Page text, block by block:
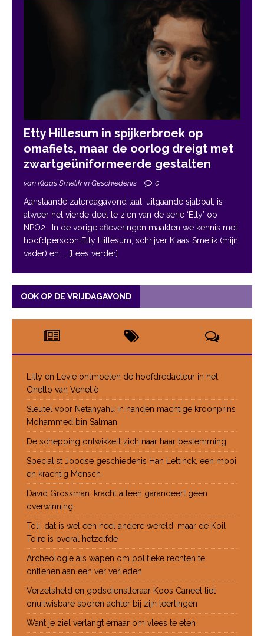
Etty Hillesum in spijkerbroek op
omafiets, maar de oorlog dreigt met
zwartgeüniformeerde gestalten
van Klaas Smelik in Geschiedenis 0
Aanstaande zaterdagavond laat, uitgaande sjabbat, is
alweer het vierde deel te zien van de serie ‘Etty’ op
NPO2. In de vorige afleveringen maakten we kennis met
hoofdpersoon Etty Hillesum, schrijver Klaas Smelik (mijn
vader) en
... [Lees verder]
OOK OP DE VRIJDAGAVOND
Lilly en Levie ontmoeten de hoofdredacteur in het
Ghetto van Venetië
Sleutel voor Netanyahu in handen machtige kroonprins
Mohammed bin Salman
De schepping ontwikkelt zich naar haar bestemming
Specialist Joodse geschiedenis Han Lettinck, een mooi
en krachtig Mensch
David Grossman: kracht alleen garandeert geen
overwinning
Toli, dat is wel een heel andere wereld, maar de Koil
Toire is overal hetzelfde
Archeologie als wapen om politieke rechten te
ontlenen aan een ver verleden
Verzetsheld en godsdienstleraar Koos Caneel liet
onuitwisbare sporen achter bij zijn leerlingen
Want je ziel verlangt ernaar om vlees te eten